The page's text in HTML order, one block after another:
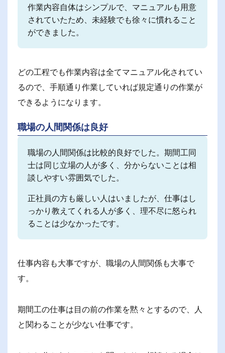
作業内容自体はシンプルで、マニュアルも用意
されていたため、未経験でも徐々に慣れること
ができました。
どの工程でも作業内容は全てマニュアル化されてい
るので、手順通り作業していれば規定通りの作業が
できるようになります。
職場の人間関係は良好
職場の人間関係は比較的良好でした。期間工同
士は同じ立場の人が多く、分からないことは相
談しやすい雰囲気でした。
正社員の方も厳しい人はいましたが、仕事はし
っかり教えてくれる人が多く、理不尽に怒られ
ることは少なかったです。
仕事内容も大事ですが、職場の人間関係も大事で
す。
期間工の仕事は目の前の作業を黙々とするので、人
と関わることが少ない仕事です。